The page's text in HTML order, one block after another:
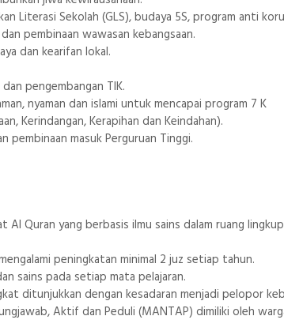
Literasi Sekolah (GLS), budaya 5S, program anti
pembinaan wawasan kebangsaan.
dan kearifan lokal.
pengembangan TIK.
nyaman dan islami untuk mencapai program 7 K
Kerindangan, Kerapihan dan Keindahan).
masuk Perguruan Tinggi.
Al Quran yang berbasis ilmu sains dalam ruang
peningkatan minimal 2 juz setiap tahun.
sains pada setiap mata pelajaran.
ditunjukkan dengan kesadaran menjadi pelopor
Aktif dan Peduli (MANTAP) dimiliki oleh